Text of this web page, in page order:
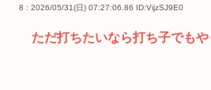
8 : 2026/05/31(日) 07:27:06.86 ID:VijzSJ9E0
ただ打ちたいなら打ち子でもや